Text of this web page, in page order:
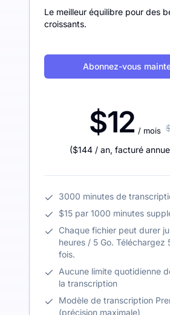
Le meilleur équilibre pour des
croissants.
Abonnez-vous
$12 / mois
($144 / an, facturé
3000 minutes de
$15 par 1000 minutes
Chaque fichier peut durer
heures / 5 Go. Téléchargez
fois.
Aucune limite quotidienne
la transcription
Modèle de transcription
(précision maximale)